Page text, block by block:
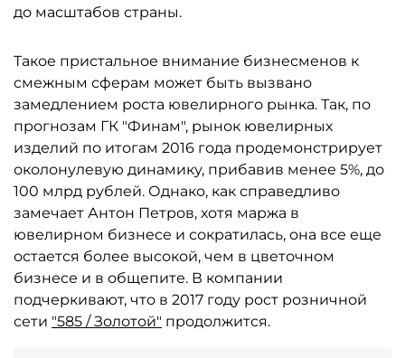
до масштабов страны.
Такое пристальное внимание бизнесменов к
смежным сферам может быть вызвано
замедлением роста ювелирного рынка. Так, по
прогнозам ГК "Финам", рынок ювелирных
изделий по итогам 2016 года продемонстрирует
околонулевую динамику, прибавив менее 5%, до
100 млрд рублей. Однако, как справедливо
замечает Антон Петров, хотя маржа в
ювелирном бизнесе и сократилась, она все еще
остается более высокой, чем в цветочном
бизнесе и в общепите. В компании
подчеркивают, что в 2017 году рост розничной
сети "585 / Золотой" продолжится.